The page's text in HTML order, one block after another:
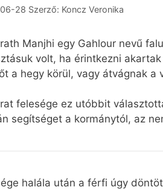
28 Szerző: Koncz Veronika
Manjhi egy Gahlour nevű
volt, ha érintkezni
a hegy körül, vagy átvágnak a
felesége ez utóbbit
segítséget a kormánytól, az
halála után a férfi úgy